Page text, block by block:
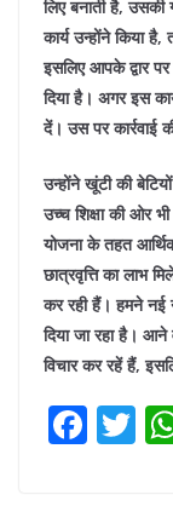
लिए बनाती है, उसकी
कार्य उन्होंने किया
इसलिए आपके द्वार पर
दिया है। अगर इस
दें। उस पर कार्रवाई
उन्होंने खूंटी की
उच्च शिक्षा की ओर
योजना के तहत
छात्रवृत्ति का लाभ
कर रही हैं। हमने नई
दिया जा रहा है। आने
विचार कर रहें हैं,
F
a
T
w